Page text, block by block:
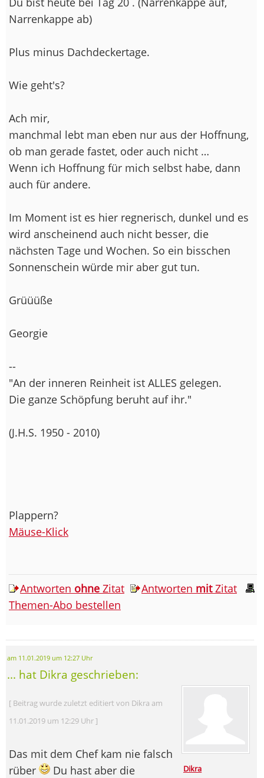
Narrenkappe ab)
Plus minus Dachdeckertage.
Wie geht's?
Ach mir,
manchmal lebt man eben nur aus der Hoffnung,
ob man gerade fastet, oder auch nicht …
Wenn ich Hoffnung für mich selbst habe, dann
auch für andere.
Im Moment ist es hier regnerisch, dunkel und es
wird anscheinend auch nicht besser, die
nächsten Tage und Wochen. So ein bisschen
Sonnenschein würde mir aber gut tun.
Grüüüße
Georgie
--
"An der inneren Reinheit ist ALLES gelegen.
Die ganze Schöpfung beruht auf ihr."
(J.H.S. 1950 - 2010)
Plappern?
Mäuse-Klick
Antworten ohne Zitat Antworten mitZitat
Themen-Abo bestellen
am 11.01.2019 um 12:27 Uhr
... hat Dikra geschrieben:
Dikra
[ Beitrag wurde zuletzt editiert von Dikra am
11.01.2019 um 12:29 Uhr ]
Das mit dem Chef kam nie falsch
rüber
Du hast aber die